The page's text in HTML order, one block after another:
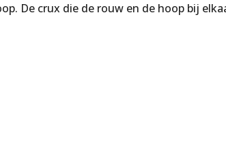
De crux die de rouw en de hoop bij